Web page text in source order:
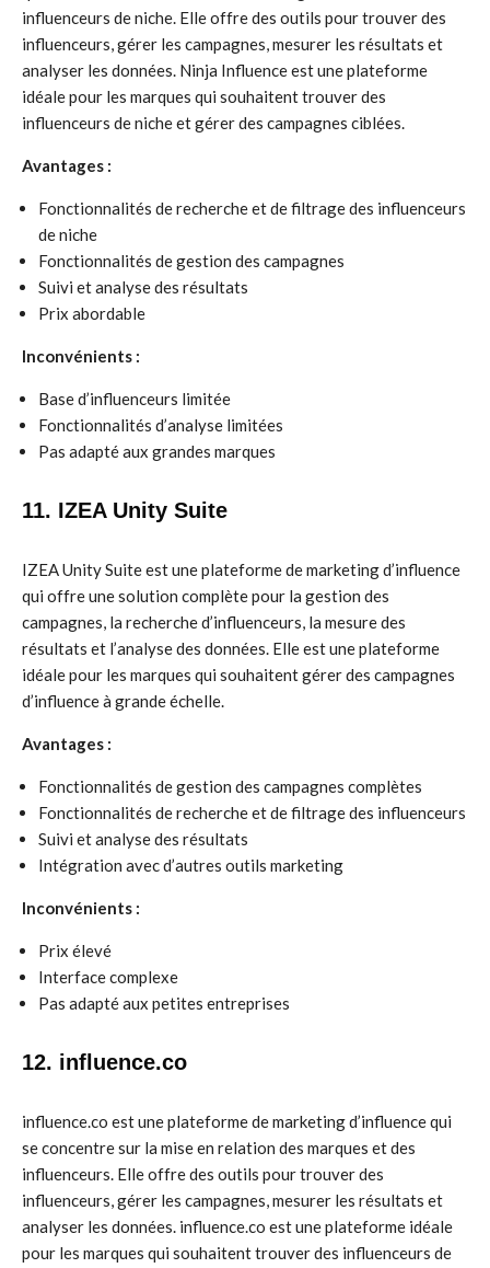
influenceurs de niche. Elle offre des outils pour trouver des
influenceurs, gérer les campagnes, mesurer les résultats et
analyser les données. Ninja Influence est une plateforme
idéale pour les marques qui souhaitent trouver des
influenceurs de niche et gérer des campagnes ciblées.
Avantages :
Fonctionnalités de recherche et de filtrage des influenceurs
de niche
Fonctionnalités de gestion des campagnes
Suivi et analyse des résultats
Prix abordable
Inconvénients :
Base d’influenceurs limitée
Fonctionnalités d’analyse limitées
Pas adapté aux grandes marques
11. IZEA Unity Suite
IZEA Unity Suite est une plateforme de marketing d’influence
qui offre une solution complète pour la gestion des
campagnes, la recherche d’influenceurs, la mesure des
résultats et l’analyse des données. Elle est une plateforme
idéale pour les marques qui souhaitent gérer des campagnes
d’influence à grande échelle.
Avantages :
Fonctionnalités de gestion des campagnes complètes
Fonctionnalités de recherche et de filtrage des influenceurs
Suivi et analyse des résultats
Intégration avec d’autres outils marketing
Inconvénients :
Prix élevé
Interface complexe
Pas adapté aux petites entreprises
12. influence.co
influence.co est une plateforme de marketing d’influence qui
se concentre sur la mise en relation des marques et des
influenceurs. Elle offre des outils pour trouver des
influenceurs, gérer les campagnes, mesurer les résultats et
analyser les données. influence.co est une plateforme idéale
pour les marques qui souhaitent trouver des influenceurs de